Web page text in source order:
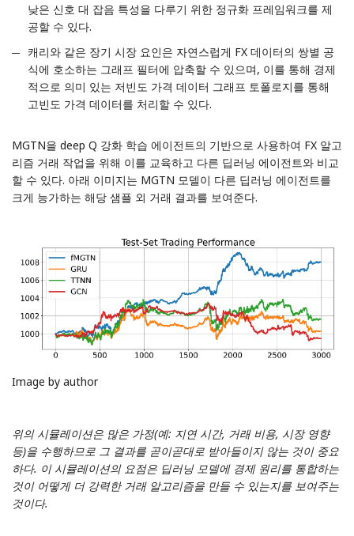
낮은 신호 대 잡음 특성을 다루기 위한 정규화 프레임워크를 제
공할 수 있다.
캐리와 같은 장기 시장 요인은 자연스럽게 FX 데이터의 쌍별 공
식에 호소하는 그래프 필터에 압축할 수 있으며, 이를 통해 경제
적으로 의미 있는 저빈도 가격 데이터 그래프 토폴로지를 통해
고빈도 가격 데이터를 처리할 수 있다.
MGTN을 deep Q 강화 학습 에이전트의 기반으로 사용하여 FX 알고
리즘 거래 작업을 위해 이를 교육하고 다른 딥러닝 에이전트와 비교
할 수 있다. 아래 이미지는 MGTN 모델이 다른 딥러닝 에이전트를
크게 능가하는 해당 샘플 외 거래 결과를 보여준다.
Image by author
위의 시뮬레이션은 많은 가정(예: 지연 시간, 거래 비용, 시장 영향
등)을 수행하므로 그 결과를 곧이곧대로 받아들이지 않는 것이 중요
하다. 이 시뮬레이션의 요점은 딥러닝 모델에 경제 원리를 통합하는
것이 어떻게 더 강력한 거래 알고리즘을 만들 수 있는지를 보여주는
것이다.